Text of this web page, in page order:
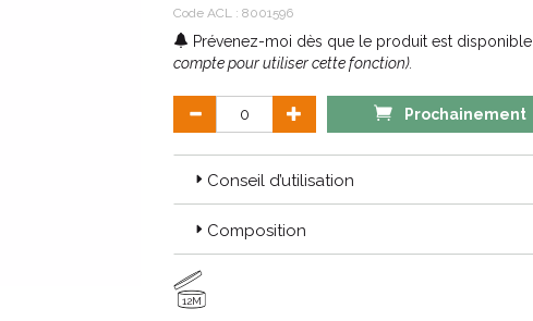
Code ACL : 8001596
Prévenez-moi dès que le produit est disponible
compte pour utiliser cette fonction).
Prochainement
Conseil d’utilisation
Composition
12M